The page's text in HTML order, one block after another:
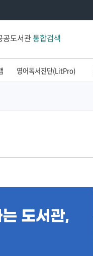
공도서관통합검색
영어독서진단(LitPro)
도서관,